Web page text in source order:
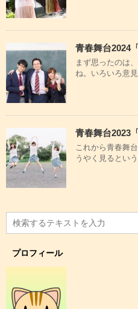
青春舞台2024
まず思ったのは
ね。いろいろ意
青春舞台2023
これから青春舞
うやく見るとい
プロフィール